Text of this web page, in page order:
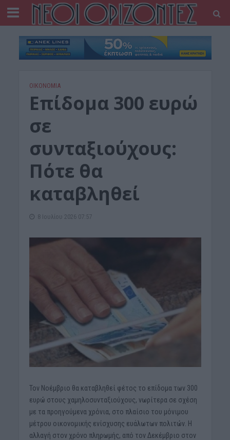
ΟΙΚΟΝΟΜΙΑ
Επίδομα 300 ευρώ
σε
συνταξιούχους:
Πότε θα
καταβληθεί
8 Ιουλίου 2026 07:57
Τον Νοέμβριο θα καταβληθεί φέτος το επίδομα των 300
ευρώ στους χαμηλοσυνταξιούχους, νωρίτερα σε σχέση
με τα προηγούμενα χρόνια, στο πλαίσιο του μόνιμου
μέτρου οικονομικής ενίσχυσης ευάλωτων πολιτών. Η
αλλαγή στον χρόνο πληρωμής, από τον Δεκέμβριο στον